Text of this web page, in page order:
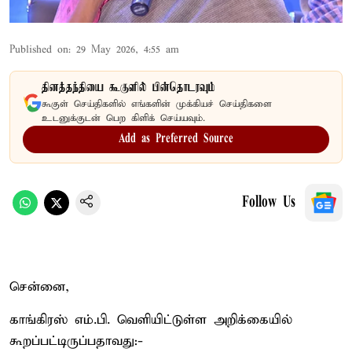
Published on: 29 May 2026, 4:55 am
தினத்தந்தியை கூகுளில் பின்தொடரவும்
கூகுள் செய்திகளில் எங்களின் முக்கியச் செய்திகளை
உடனுக்குடன் பெற கிளிக் செய்யவும்.
Add as Preferred Source
Follow Us
சென்னை,
காங்கிரஸ் எம்.பி. வெளியிட்டுள்ள அறிக்கையில்
கூறப்பட்டிருப்பதாவது:-